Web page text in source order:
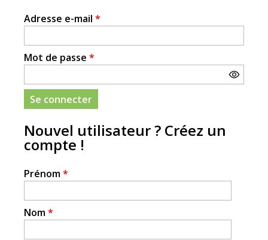
Adresse e-mail *
Mot de passe *
Nouvel utilisateur ? Créez un
compte !
Prénom*
Nom*